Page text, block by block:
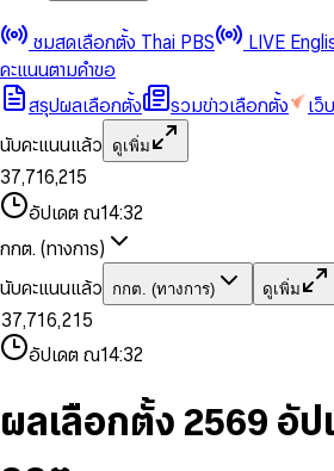
ชมสดเลือกตั้ง Thai PBS LIVE
คะแนนตามคำขอ
สรุปผลเลือกตั้ง
รวมข่าวเลือกตั้ง
เว็
นับคะแนนแล้ว
ดูเพิ่ม
0
1
2
3
4
5
6
8
9
0
1
2
3
4
5
6
7
8
9
,
0
1
2
4
6
7
8
9
0
1
2
3
4
5
6
7
8
9
0
1
3
5
6
7
8
9
,
1
2
4
5
7
8
9
0
1
3
4
6
7
8
9
0
2
3
4
5
7
8
อัปเดต ณ14:32
กกต. (ทางการ)
นับคะแนนแล้ว
กกต. (ทางการ) ดูเพิ่ม
0
1
2
3
4
5
7
8
0
1
2
4
5
6
7
8
9
,
0
1
2
4
6
7
8
9
0
1
2
3
5
6
0
1
3
5
6
7
8
,
1
2
4
6
7
0
1
3
5
6
0
2
3
4
5
7
9
อัปเดต ณ14:32
ผลเลือกตั้ง 2569 อัป